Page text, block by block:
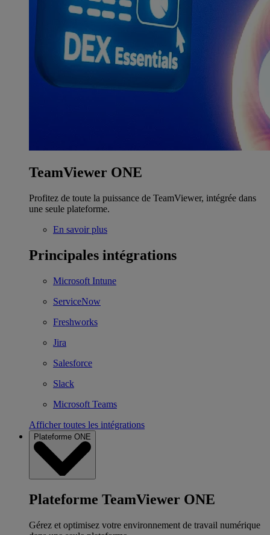
TeamViewer ONE
Profitez de toute la puissance de TeamViewer, intégrée dans
une seule plateforme.
En savoir plus
Principales intégrations
Microsoft Intune
ServiceNow
Freshworks
Jira
Salesforce
Slack
Microsoft Teams
Afficher toutes les intégrations
Plateforme ONE
Plateforme TeamViewer ONE
Gérez et optimisez votre environnement de travail numérique